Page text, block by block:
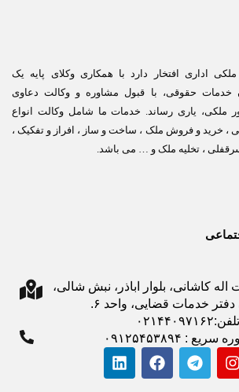
اداری افتخار دارد با همکاری وکلای پایه یک
خدمات حقوقی، با قبول مشاوره و وکالت دعاوی
ملکی، یاری رساند. خدمات ما شامل وکالت انواع
، خرید و فروش ملک ، ساخت و ساز ، افراز و تفکیک ،
، تخلیه ملک و … می باشد.
اله کاشانی، بلوار اباذر، نبش شالی،
ساختمان دفتر خدمات قضایی، واحد ۶.
تلفن:۰۲۱۴۴۰۹۷۱۶۲
: ۰۹۱۲۵۴۵۳۸۹۴